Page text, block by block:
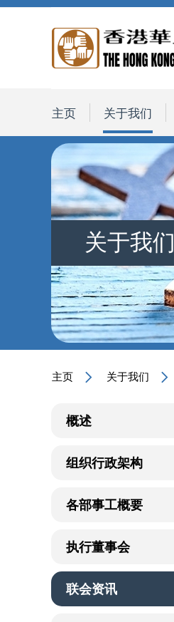
主页 关于我们
关于我们
主页 关于我们
概述
组织行政架构
各部事工概要
执行董事会
联会资讯